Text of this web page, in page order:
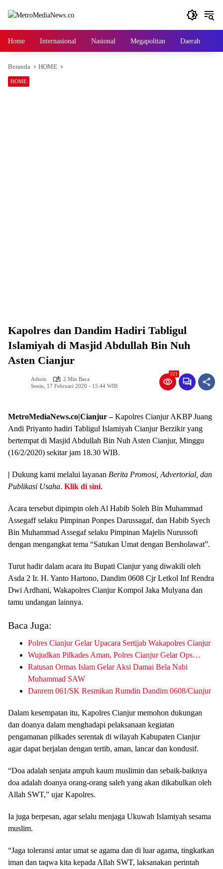
Home Internasional Nasional Megapolitan Daerah
Beranda HOME
HOME
Kapolres dan Dandim Hadiri Tabligul
Islamiyah di Masjid Abdullah Bin Nuh
Asten Cianjur
Admin
2 Min Baca
Senin, 17 Februari 2020 - 15:44 WIB
521
MetroMediaNews.co|Cianjur –Kapolres Cianjur AKBP Juang
Andi Priyanto hadiri Tabligul Islamiyah Cianjur Berzikir yang
bertempat di Masjid Abdullah Bin Nuh Asten Cianjur, Minggu
(16/2/2020) sekitar jam 18.30 WIB.
| Dukung kami melalui layanan Berita Promosi, Advertorial, dan
Publikasi Usaha. Klik di sini.
Acara tersebut dipimpin oleh Al Habib Soleh Bin Muhammad
Assegaff selaku Pimpinan Ponpes Darussagaf, dan Habib Syech
Bin Muhammad Assegaf selaku Pimpinan Majelis Nurussofi
dengan mengangkat tema “Satukan Umat dengan Bersholawat”.
Turut hadir dalam acara itu Bupati Cianjur yang diwakili oleh
Asda 2 Ir. H. Yanto Hartono, Dandim 0608 Cjr Letkol Inf Rendra
Dwi Ardhani, Wakapolres Cianjur Kompol Jaka Mulyana dan
tamu undangan lainnya.
Baca Juga:
Polres Cianjur Gelar Upacara Sertijab Wakapolres Cianjur
Wujudkan Pilkades Aman, Polres Cianjur Gelar Ops…
Ratusan Ormas Islam Gelar Aksi Damai Bela Nabi
Muhammad SAW
Danrem 061/SK Resmikan Rumdin Dandim 0608/Cianjur
Dalam kesempatan itu, Kapolres Cianjur memohon dukungan
dan doanya dalam menghadapi pelaksanaan kegiatan
pengamanan pilkades serentak di wilayah Kabupaten Cianjur
agar dapat berjalan dengan tertib, aman, lancar dan kondusif.
“Doa adalah senjata ampuh kaum muslimin dan sebaik-baiknya
doa adalah doanya orang-orang saleh yang akan dikabulkan oleh
Allah SWT,” ujar Kapolres.
Ia juga berpesan, agar selalu menjaga Ukuwah Islamiyah sesama
muslim.
“Jaga toleransi antar umat se agama dan di luar agama, tingkatkan
iman dan taqwa kita kepada Allah SWT, laksanakan perintah